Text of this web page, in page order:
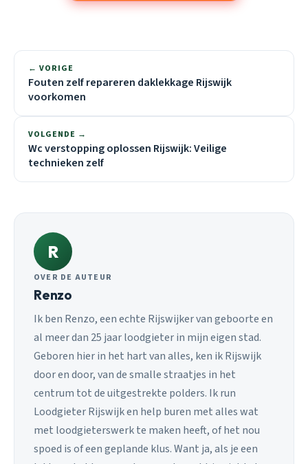
← VORIGE
Fouten zelf repareren daklekkage Rijswijk
voorkomen
VOLGENDE →
Wc verstopping oplossen Rijswijk: Veilige
technieken zelf
R
OVER DE AUTEUR
Renzo
Ik ben Renzo, een echte Rijswijker van geboorte en
al meer dan 25 jaar loodgieter in mijn eigen stad.
Geboren hier in het hart van alles, ken ik Rijswijk
door en door, van de smalle straatjes in het
centrum tot de uitgestrekte polders. Ik run
Loodgieter Rijswijk en help buren met alles wat
met loodgieterswerk te maken heeft, of het nou
spoed is of een geplande klus. Want ja, als je een